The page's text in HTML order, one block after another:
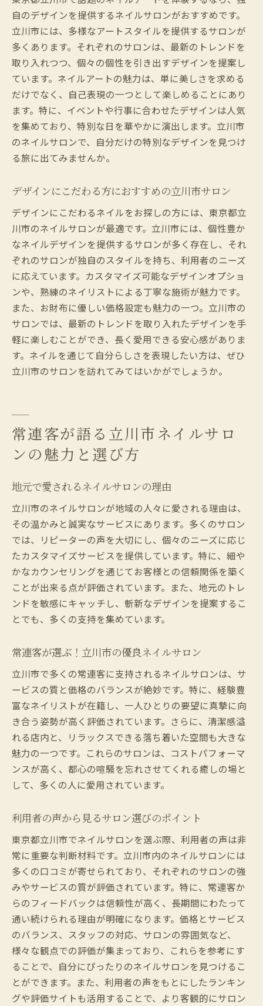
自のデザインを提供するネイルサロンがおすすめです。
立川市には、多様なアートスタイルを提供するサロンが
多くあります。それぞれのサロンは、最新のトレンドを
取り入れつつ、個々の個性を引き出すデザインを提案し
ています。ネイルアートの魅力は、単に美しさを求める
だけでなく、自己表現の一つとして楽しめることにあり
ます。特に、イベントや行事に合わせたデザインは人気
を集めており、特別な日を華やかに演出します。立川市
のネイルサロンで、自分だけの特別なデザインを見つけ
る旅に出てみませんか。
デザインにこだわる方におすすめの立川市サロン
デザインにこだわるネイルをお探しの方には、東京都立
川市のネイルサロンが最適です。立川市には、個性豊か
なネイルデザインを提供するサロンが多く存在し、それ
ぞれのサロンが独自のスタイルを持ち、利用者のニーズ
に応えています。カスタマイズ可能なデザインオプショ
ンや、熟練のネイリストによる丁寧な施術が魅力です。
また、お財布に優しい価格設定も魅力の一つ。立川市の
サロンでは、最新のトレンドを取り入れたデザインを手
軽に楽しむことができ、長く愛用できる安心感がありま
す。ネイルを通じて自分らしさを表現したい方は、ぜひ
立川市のサロンを訪れてみてはいかがでしょうか。
常連客が語る立川市ネイルサロ
ンの魅力と選び方
地元で愛されるネイルサロンの理由
立川市のネイルサロンが地域の人々に愛される理由は、
その温かみと誠実なサービスにあります。多くのサロン
では、リピーターの声を大切にし、個々のニーズに応じ
たカスタマイズサービスを提供しています。特に、細や
かなカウンセリングを通じてお客様との信頼関係を築く
ことが出来る点が評価されています。また、地元のトレ
ンドを敏感にキャッチし、斬新なデザインを提案するこ
とでも、多くの支持を集めています。
常連客が選ぶ！立川市の優良ネイルサロン
立川市で多くの常連客に支持されるネイルサロンは、サ
ービスの質と価格のバランスが絶妙です。特に、経験豊
富なネイリストが在籍し、一人ひとりの要望に真摯に向
き合う姿勢が高く評価されています。さらに、清潔感溢
れる店内と、リラックスできる落ち着いた空間も大きな
魅力の一つです。これらのサロンは、コストパフォーマ
ンスが高く、都心の喧騒を忘れさせてくれる癒しの場と
して、多くの人に愛用されています。
利用者の声から見るサロン選びのポイント
東京都立川市でネイルサロンを選ぶ際、利用者の声は非
常に重要な判断材料です。立川市内のネイルサロンには
多くの口コミが寄せられており、それぞれのサロンの強
みやサービスの質が評価されています。特に、常連客か
らのフィードバックは信頼性が高く、長期間にわたって
通い続けられる理由が明確になります。価格とサービス
のバランス、スタッフの対応、サロンの雰囲気など、
様々な観点での評価が集まっており、これらを参考にす
ることで、自分にぴったりのネイルサロンを見つけるこ
とができます。また、利用者の声をもとにしたランキン
グや評価サイトも活用することで、より客観的にサロン